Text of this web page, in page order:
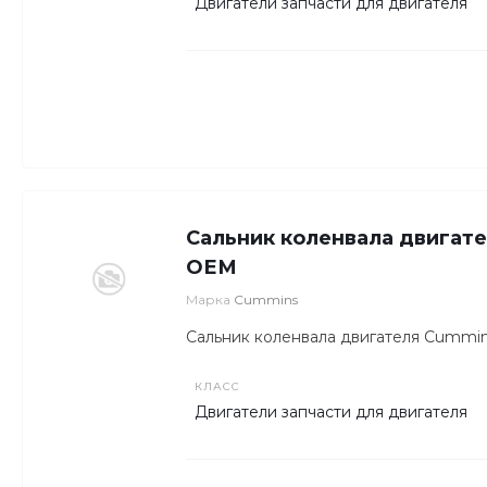
Сальник коленвала
ОЕМ
Марка Cummins
Сальник коленвала двигателя
КЛАСС
Двигатели запчасти для двигателя